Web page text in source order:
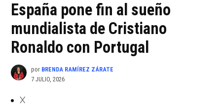
España pone fin al sueño
mundialista de Cristiano
Ronaldo con Portugal
por BRENDA RAMÍREZ ZÁRATE
7 JULIO, 2026
X